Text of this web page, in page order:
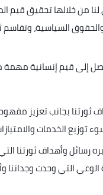
لنا من خلالها تحقيق
السياسية، وتقاسم
إلى قيم إنسانية مهمة
ثورتنا بجانب تعزيز
توزيع الخدمات
رسائل وأهداف ثورتنا
التي وحدت